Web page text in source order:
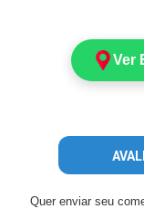
Ver
Quer enviar seu